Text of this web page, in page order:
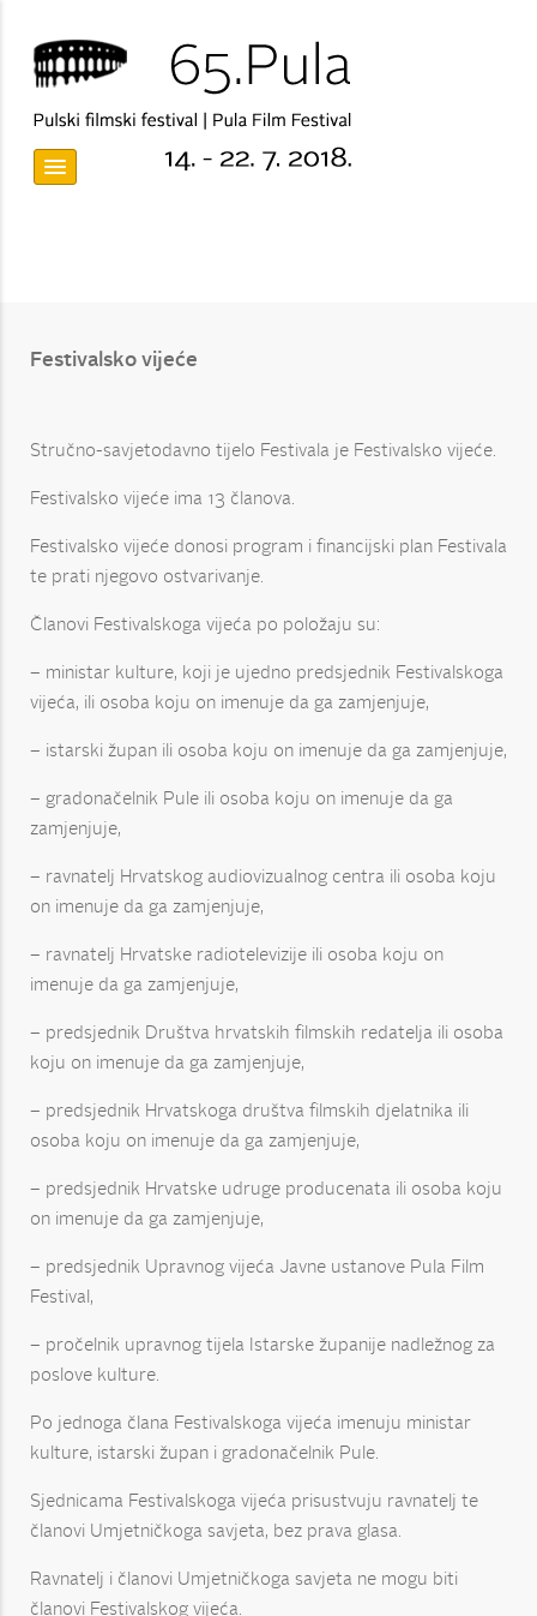
Festivalsko vijeće
Stručno-savjetodavno tijelo Festivala je Festivalsko vijeće.
Festivalsko vijeće ima 13 članova.
Festivalsko vijeće donosi program i financijski plan Festivala
te prati njegovo ostvarivanje.
Članovi Festivalskoga vijeća po položaju su:
– ministar kulture, koji je ujedno predsjednik Festivalskoga
vijeća, ili osoba koju on imenuje da ga zamjenjuje,
– istarski župan ili osoba koju on imenuje da ga zamjenjuje,
– gradonačelnik Pule ili osoba koju on imenuje da ga
zamjenjuje,
– ravnatelj Hrvatskog audiovizualnog centra ili osoba koju
on imenuje da ga zamjenjuje,
– ravnatelj Hrvatske radiotelevizije ili osoba koju on
imenuje da ga zamjenjuje,
– predsjednik Društva hrvatskih filmskih redatelja ili osoba
koju on imenuje da ga zamjenjuje,
– predsjednik Hrvatskoga društva filmskih djelatnika ili
osoba koju on imenuje da ga zamjenjuje,
– predsjednik Hrvatske udruge producenata ili osoba koju
on imenuje da ga zamjenjuje,
– predsjednik Upravnog vijeća Javne ustanove Pula Film
Festival,
– pročelnik upravnog tijela Istarske županije nadležnog za
poslove kulture.
Po jednoga člana Festivalskoga vijeća imenuju ministar
kulture, istarski župan i gradonačelnik Pule.
Sjednicama Festivalskoga vijeća prisustvuju ravnatelj te
članovi Umjetničkoga savjeta, bez prava glasa.
Ravnatelj i članovi Umjetničkoga savjeta ne mogu biti
članovi Festivalskog vijeća.